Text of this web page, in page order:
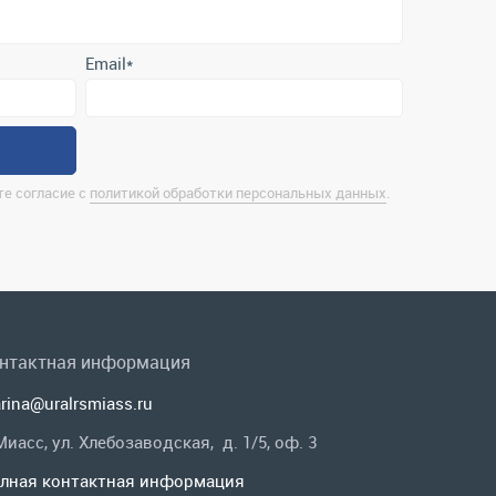
информация
ул. Хлебозаводская, д. 1/5, оф. 3
контактная информация